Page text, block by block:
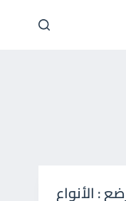
: الأنواع